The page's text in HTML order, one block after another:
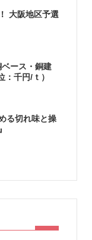
大阪地区予選
ース・銅建
千円/ｔ）
る切れ味と操